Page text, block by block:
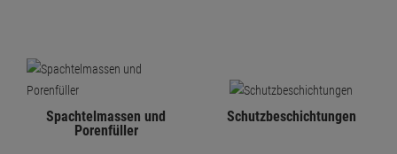
Spachtelmassen und
Porenfüller
Schutzbeschichtungen